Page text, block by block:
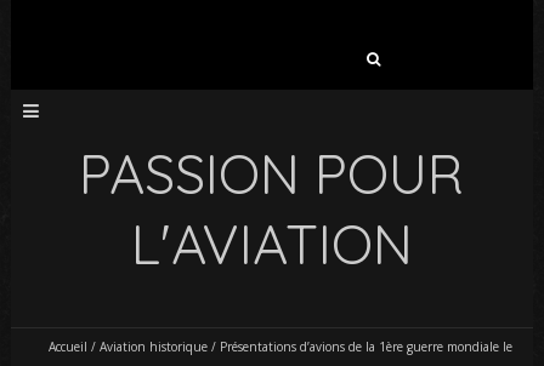
PASSION POUR
L'AVIATION
Accueil / Aviation historique/ Présentations d’avions de la 1ère guerre mondiale le